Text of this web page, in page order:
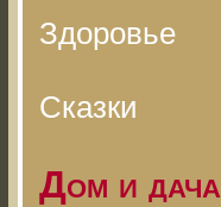
Здоровье
Сказки
Дом и дача